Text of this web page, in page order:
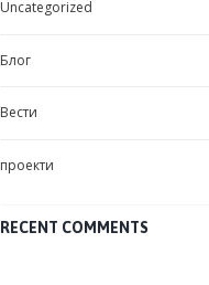
Uncategorized
Блог
Вести
проекти
RECENT COMMENTS